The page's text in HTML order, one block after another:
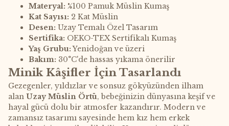
Materyal: %100 Pamuk Müslin Kumaş
Kat Sayısı: 2 Kat Müslin
Desen: Uzay Temalı Özel Tasarım
Sertifika: OEKO-TEX Sertifikalı Kumaş
Yaş Grubu:Yenidoğan ve üzeri
Bakım: 30°C'de hassas yıkama önerilir
Minik Kâşifler İçin Tasarlandı
Gezegenler, yıldızlar ve sonsuz gökyüzünden ilham
alan Uzay Müslin Örtü, bebeğinizin dünyasına keşif ve
hayal gücü dolu bir atmosfer kazandırır. Modern ve
zamansız tasarımı sayesinde hem kız hem erkek